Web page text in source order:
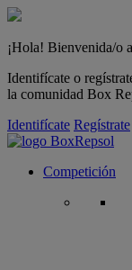
¡Hola! Bienvenida/o a
Identifícate o
la comunidad Box
Identifícate Regístrate
Competición